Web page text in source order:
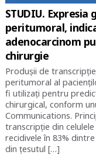
STUDIU.
peritumoral,
adenocarcinom
chirurgie
Produșii de
peritumoral al
fi utilizați pentru
chirurgical, conform
Communications.
transcripție din
recidivele în 83%
din țesutul […]